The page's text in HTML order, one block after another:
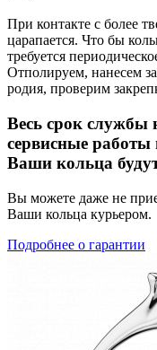
При контакте с более
царапается. Что бы
требуется
Отполируем, нанесем
родия, проверим
Весь срок службы
сервисные работы
Ваши кольца
Вы можете даже не
Ваши кольца курьером.
Подробнее о гарантии